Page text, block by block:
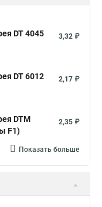
DT 4045
3,32 ₽
DT 6012
2,17 ₽
DTM
F1)
2,35 ₽
Показать больше